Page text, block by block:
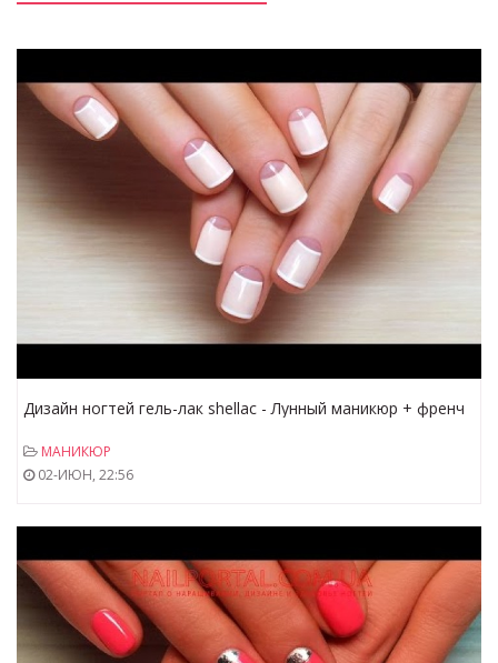
Дизайн ногтей гель-лак shellac - Лунный маникюр + френч
МАНИКЮР
02-ИЮН, 22:56